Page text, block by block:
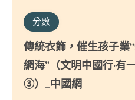
分數
傳統衣飾，催生孩子業
網海”（文明中國行·有
③）_中國網